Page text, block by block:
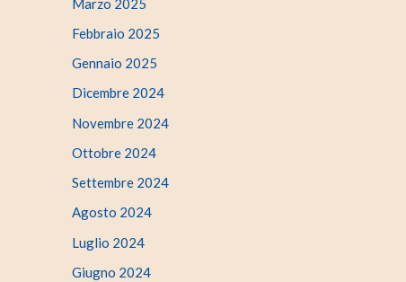
Marzo 2025
Febbraio 2025
Gennaio 2025
Dicembre 2024
Novembre 2024
Ottobre 2024
Settembre 2024
Agosto 2024
Luglio 2024
Giugno 2024